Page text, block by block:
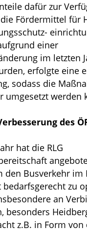
dafür zur
Fördermittel für
einer
im letzten
erfolgte eine
sodass die
umgesetzt werden
des
hat die RLG
den Busverkehr im
bedarfsgerecht zu
an
besonders
z.B. in Form